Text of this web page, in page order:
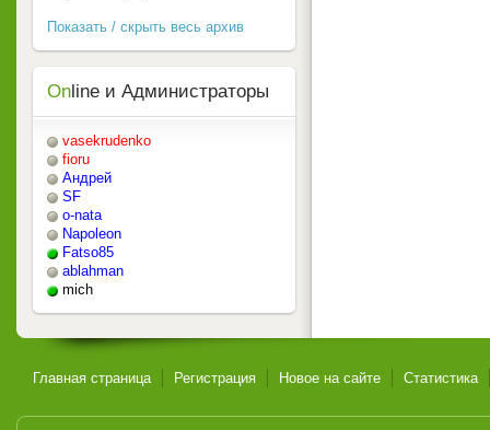
Показать / скрыть весь архив
On line и Администраторы
vasekrudenko
fioru
Андрей
SF
o-nata
Napoleon
Fatso85
ablahman
mich
Главная страница Регистрация Новое на сайте Статистика